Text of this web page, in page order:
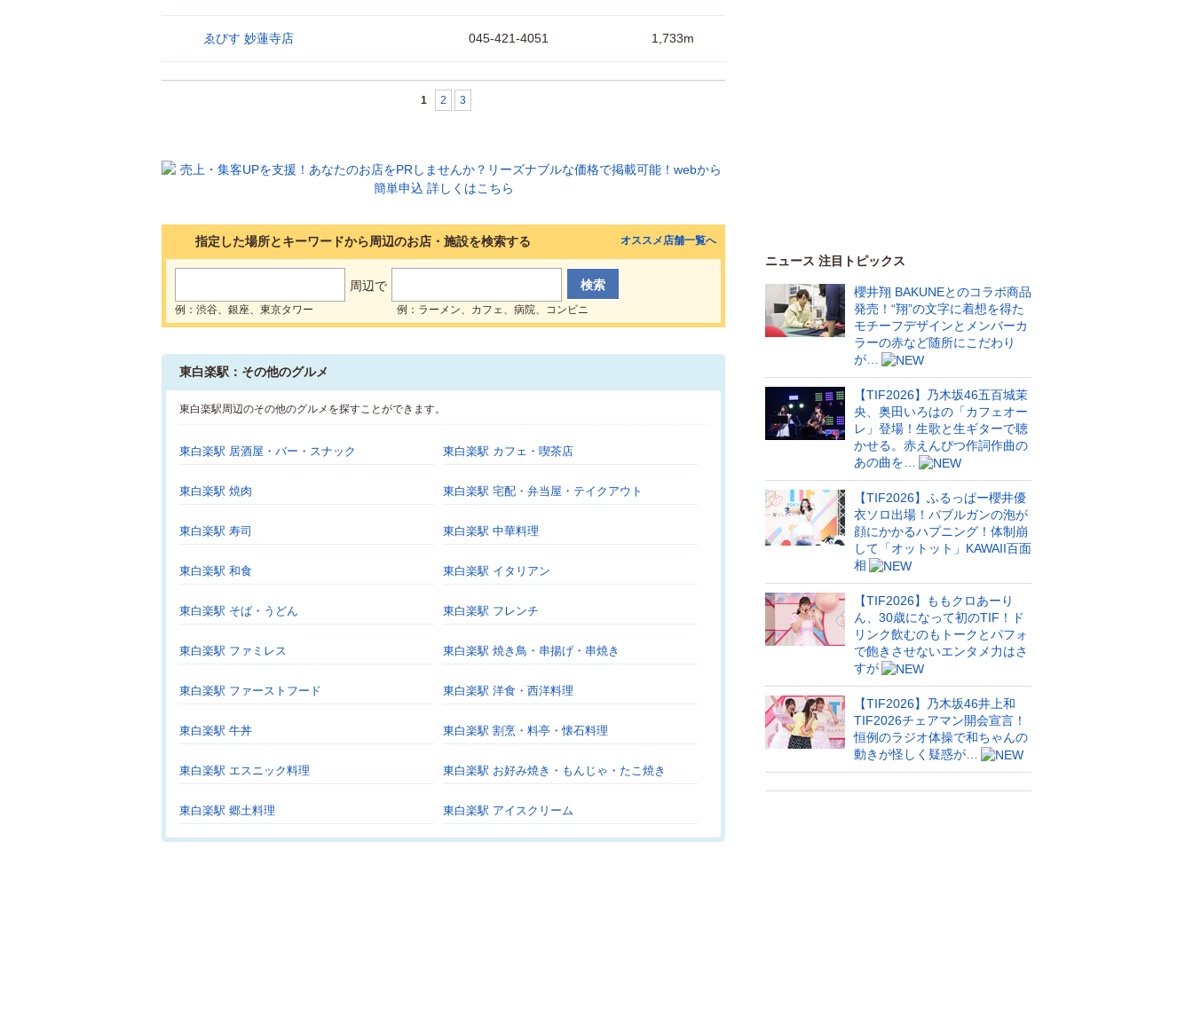
ゑびす 妙蓮寺店 045-421-4051 1,733m
1 2 3
指定した場所とキーワードから周辺のお店・施設を検索する
周辺で
例：渋谷、銀座、東京タワー 例：ラーメン、カフェ、病院、コンビニ
オススメ店舗一覧へ
東白楽駅：その他のグルメ
東白楽駅周辺のその他のグルメを探すことができます。
東白楽駅 居酒屋・バー・スナック 東白楽駅 カフェ・喫茶店
東白楽駅 焼肉 東白楽駅 宅配・弁当屋・テイクアウト
東白楽駅 寿司 東白楽駅 中華料理
東白楽駅 和食 東白楽駅 イタリアン
東白楽駅 そば・うどん 東白楽駅 フレンチ
東白楽駅 ファミレス 東白楽駅 焼き鳥・串揚げ・串焼き
東白楽駅 ファーストフード 東白楽駅 洋食・西洋料理
東白楽駅 牛丼 東白楽駅 割烹・料亭・懐石料理
東白楽駅 エスニック料理 東白楽駅 お好み焼き・もんじゃ・たこ焼き
東白楽駅 郷土料理 東白楽駅 アイスクリーム
ニュース 注目トピックス
櫻井翔 BAKUNEとのコラボ商品
発売！“翔”の文字に着想を得た
モチーフデザインとメンバーカ
ラーの赤など随所にこだわり
が…
【TIF2026】乃木坂46五百城茉
央、奥田いろはの「カフェオー
レ」登場！生歌と生ギターで聴
かせる。赤えんぴつ作詞作曲の
あの曲を…
【TIF2026】ふるっぱー櫻井優
衣ソロ出場！バブルガンの泡が
顔にかかるハプニング！体制崩
して「オットット」KAWAII百面
相
【TIF2026】ももクロあーり
ん、30歳になって初のTIF！ド
リンク飲むのもトークとパフォ
で飽きさせないエンタメ力はさ
すが
【TIF2026】乃木坂46井上和
TIF2026チェアマン開会宣言！
恒例のラジオ体操で和ちゃんの
動きが怪しく疑惑が…